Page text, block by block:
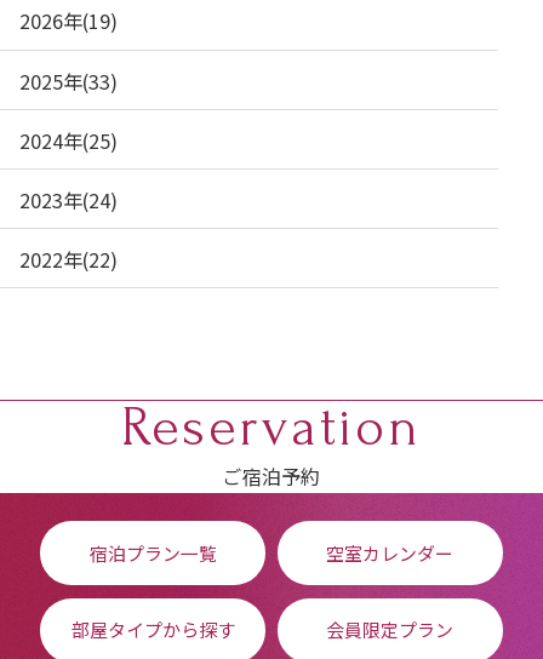
2026年(19)
2025年(33)
2024年(25)
2023年(24)
2022年(22)
Reservation
ご宿泊予約
宿泊プラン一覧 空室カレンダー
部屋タイプから探す 会員限定プラン